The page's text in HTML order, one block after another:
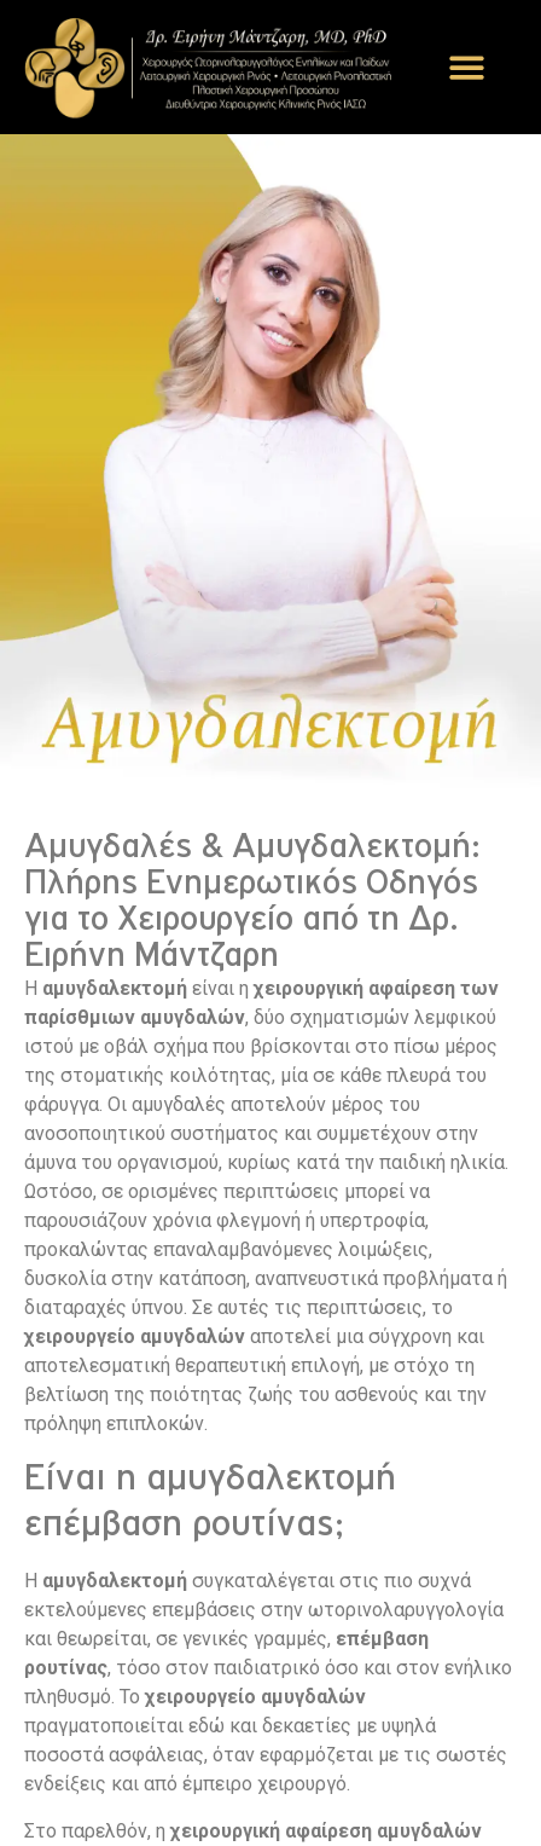
Αμυγδαλές & Αμυγδαλεκτομή:
Πλήρης Ενημερωτικός Οδηγός
για το Χειρουργείο από τη Δρ.
Ειρήνη Μάντζαρη
Η αμυγδαλεκτομή είναι ηχειρουργική αφαίρεση των
παρίσθμιων αμυγδαλών, δύο σχηματισμών λεμφικού
ιστού με οβάλ σχήμα που βρίσκονται στο πίσω μέρος
της στοματικής κοιλότητας, μία σε κάθε πλευρά του
φάρυγγα. Οι αμυγδαλές αποτελούν μέρος του
ανοσοποιητικού συστήματος και συμμετέχουν στην
άμυνα του οργανισμού, κυρίως κατά την παιδική ηλικία.
Ωστόσο, σε ορισμένες περιπτώσεις μπορεί να
παρουσιάζουν χρόνια φλεγμονή ή υπερτροφία,
προκαλώντας επαναλαμβανόμενες λοιμώξεις,
δυσκολία στην κατάποση, αναπνευστικά προβλήματα ή
διαταραχές ύπνου. Σε αυτές τις περιπτώσεις, το
χειρουργείο αμυγδαλών αποτελεί μια σύγχρονη και
αποτελεσματική θεραπευτική επιλογή, με στόχο τη
βελτίωση της ποιότητας ζωής του ασθενούς και την
πρόληψη επιπλοκών.
Είναι η αμυγδαλεκτομή
επέμβαση ρουτίνας;
Η αμυγδαλεκτομή συγκαταλέγεται στις πιο συχνά
εκτελούμενες επεμβάσεις στην ωτορινολαρυγγολογία
και θεωρείται, σε γενικές γραμμές, επέμβαση
ρουτίνας, τόσο στον παιδιατρικό όσο και στον ενήλικο
πληθυσμό. Τοχειρουργείο αμυγδαλών
πραγματοποιείται εδώ και δεκαετίες με υψηλά
ποσοστά ασφάλειας, όταν εφαρμόζεται με τις σωστές
ενδείξεις και από έμπειρο χειρουργό.
Στο παρελθόν, ηχειρουργική αφαίρεση αμυγδαλών